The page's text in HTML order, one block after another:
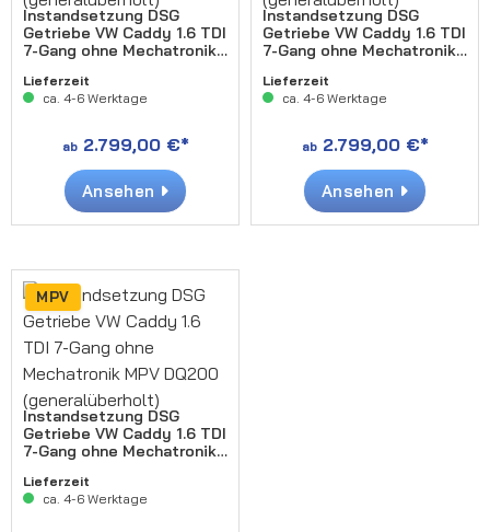
Instandsetzung DSG
Getriebe VW Caddy 1.6 TDI
7-Gang ohne Mechatronik
(generalüberholt)
Lieferzeit
ca. 4-6 Werktage
ab2.799,00 €*
Ansehen
Instandsetzung DSG
Getriebe VW Caddy 1.6 TDI
7-Gang ohne Mechatronik
(generalüberholt)
Lieferzeit
ca. 4-6 Werktage
ab2.799,00 €*
Ansehen
MPV
Instandsetzung DSG
Getriebe VW Caddy 1.6 TDI
7-Gang ohne Mechatronik
(generalüberholt)
Lieferzeit
ca. 4-6 Werktage